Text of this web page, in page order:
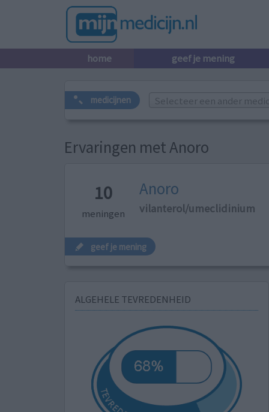
home geef je mening
medicijnen Selecteer een ander
Ervaringen met Anoro
10
meningen
Anoro
vilanterol/umeclidinium
geef je mening
ALGEHELE TEVREDENHEID